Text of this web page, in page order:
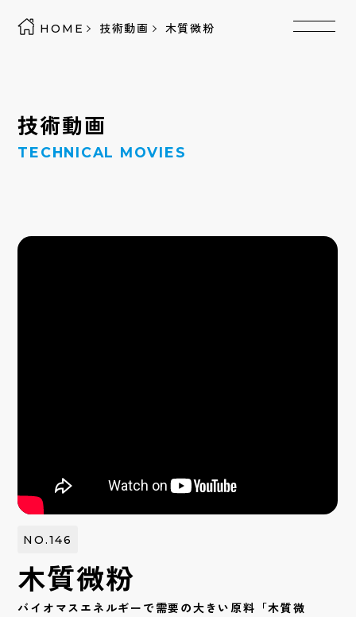
HOME 技術動画 木質微粉
技術動画
TECHNICAL MOVIES
NO.146
木質微粉
バイオマスエネルギーで需要の大きい原料「木質微